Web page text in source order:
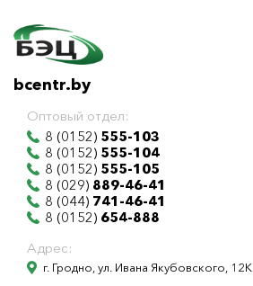
bcentr.by
Оптовый отдел:
8 (0152) 555-103
8 (0152) 555-104
8 (0152) 555-105
8 (029) 889-46-41
8 (044) 741-46-41
8 (0152) 654-888
Адрес:
г. Гродно, ул. Ивана Якубовского, 12К